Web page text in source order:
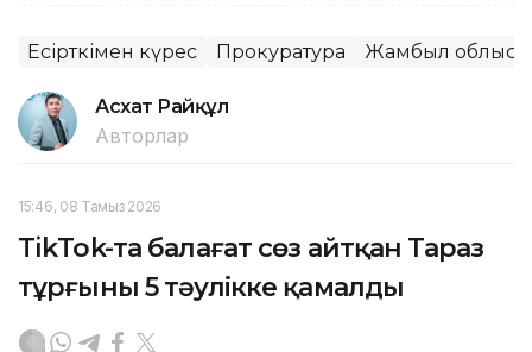
Есірткімен күрес Прокуратура Жамбыл облысы
Асхат Райқұл
Авторлар
15:46, 08 Тамыз 2026
TikTok-та балағат сөз айтқан Тараз
тұрғыны 5 тәулікке қамалды